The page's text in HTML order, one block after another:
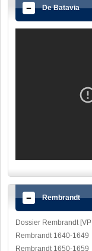
De Batavia
Rembrandt
Dossier Rembrandt
Rembrandt 1640-1649
Rembrandt 1650-1659